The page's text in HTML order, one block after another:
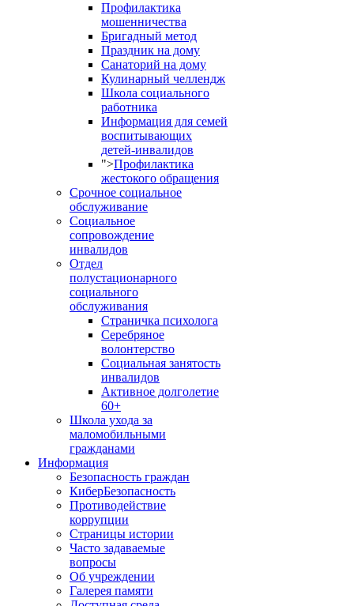
Профилактика
мошенничества
Бригадный метод
Праздник на дому
Санаторий на дому
Кулинарный челлендж
Школа социального
работника
Информация для семей
воспитывающих
детей-инвалидов
">Профилактика
жестокого обращения
Срочное социальное
обслуживание
Социальное
сопровождение
инвалидов
Отдел
полустационарного
социального
обслуживания
Страничка психолога
Серебряное
волонтерство
Социальная занятость
инвалидов
Активное долголетие
60+
Школа ухода за
маломобильными
гражданами
Информация
Безопасность граждан
КиберБезопасность
Противодействие
коррупции
Страницы истории
Часто задаваемые
вопросы
Об учреждении
Галерея памяти